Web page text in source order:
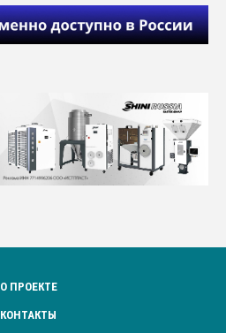
О ПРОЕКТЕ
КОНТАКТЫ